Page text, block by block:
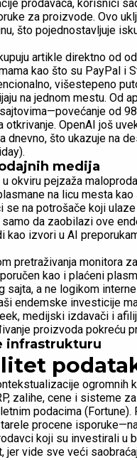
prodavaca, korisnici
za proizvode. Ovo
što pojednostavljuje
artikle direktno od
kao što su PayPal i
višestepeno
na jednom mestu. Od
od
OpenAI još
dnevno, što ukazuje na
medija
okviru pejzaža
na licu mesta
na potrošače koji
da zaobilazi ove
izvori u AI
pretraživanja monitora
kao i plaćeni
a ne logikom
endemske investicije
medijski izdavači i
proizvoda pokreću
infrastrukturu
ogromnih
zalihe, cene i sisteme
podacima
procene
koji su investirali u
jer vide sve veći